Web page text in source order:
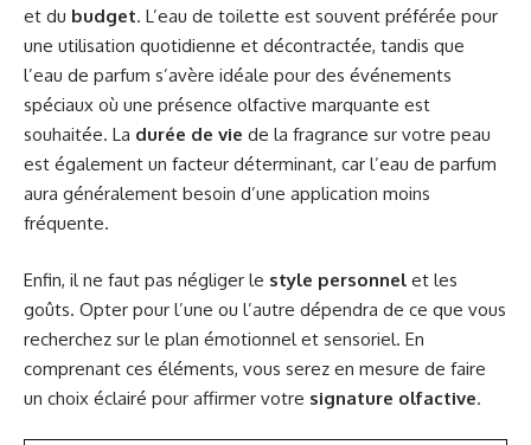
et du budget. L’eau de toilette est souvent préférée pour
une utilisation quotidienne et décontractée, tandis que
l’eau de parfum s’avère idéale pour des événements
spéciaux où une présence olfactive marquante est
souhaitée. La durée de vie de la fragrance sur votre peau
est également un facteur déterminant, car l’eau de parfum
aura généralement besoin d’une application moins
fréquente.
Enfin, il ne faut pas négliger le style personnel et les
goûts. Opter pour l’une ou l’autre dépendra de ce que vous
recherchez sur le plan émotionnel et sensoriel. En
comprenant ces éléments, vous serez en mesure de faire
un choix éclairé pour affirmer votre signature olfactive.